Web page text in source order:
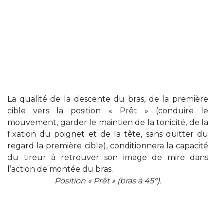
La qualité de la descente du bras, de la première
cible vers la position « Prêt » (conduire le
mouvement, garder le maintien de la tonicité, de la
fixation du poignet et de la tête, sans quitter du
regard la première cible), conditionnera la capacité
du tireur à retrouver son image de mire dans
l’action de montée du bras.
Position « Prêt » (bras à 45°).